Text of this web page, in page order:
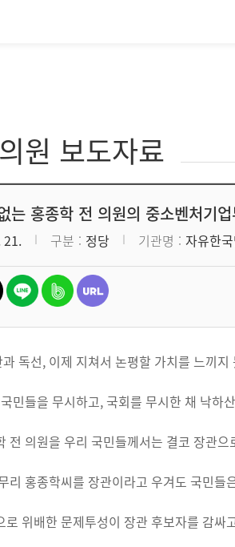
원 보도자료
는 홍종학 전 의원의 중소벤처기
21. 구분 정당 기관명 자유한
독선, 이제 지쳐서 논평할 가치를 느끼지
민들을 무시하고, 국회를 무시한 채 낙하
전 의원을 우리 국민들께서는 결코 장관
리 홍종학씨를 장관이라고 우겨도 국민
위배한 문제투성이 장관 후보자를 감싸